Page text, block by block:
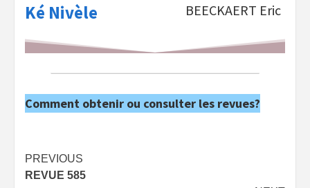
Ké Nivèle BEECKAERT Eric
Comment obtenir ou consulter les revues?
Post
PREVIOUS
REVUE 585